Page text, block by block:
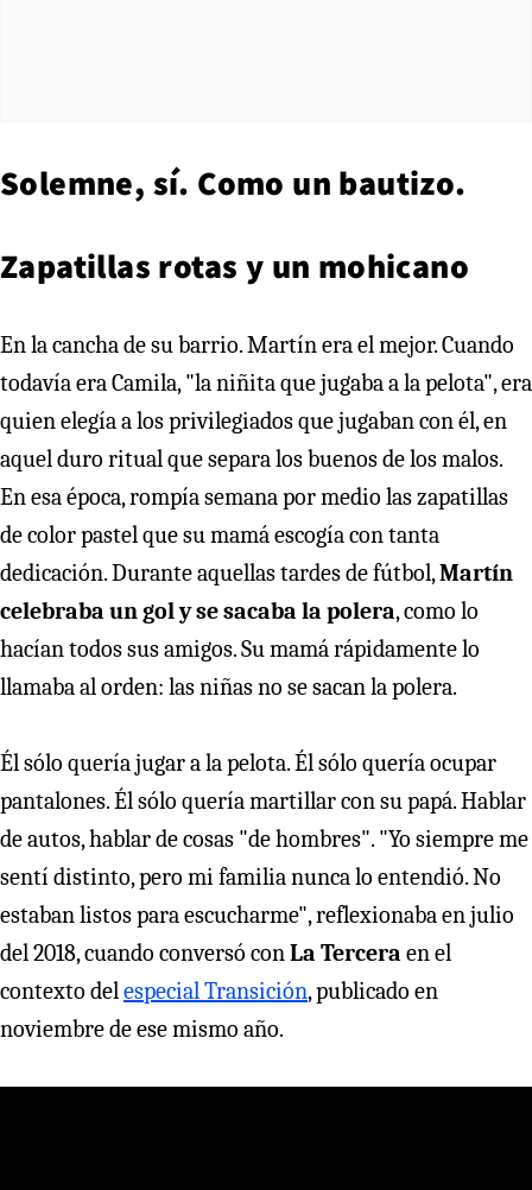
Solemne, sí. Como un bautizo.
Zapatillas rotas y un mohicano
En la cancha de su barrio. Martín era el mejor. Cuando
todavía era Camila, "la niñita que jugaba a la pelota", era
quien elegía a los privilegiados que jugaban con él, en
aquel duro ritual que separa los buenos de los malos.
En esa época, rompía semana por medio las zapatillas
de color pastel que su mamá escogía con tanta
dedicación. Durante aquellas tardes de fútbol,Martín
celebraba un gol y se sacaba la polera, como lo
hacían todos sus amigos. Su mamá rápidamente lo
llamaba al orden: las niñas no se sacan la polera.
Él sólo quería jugar a la pelota. Él sólo quería ocupar
pantalones. Él sólo quería martillar con su papá. Hablar
de autos, hablar de cosas "de hombres". "Yo siempre me
sentí distinto, pero mi familia nunca lo entendió. No
estaban listos para escucharme", reflexionaba en julio
del 2018, cuando conversó conLa Tercera en el
contexto delespecial Transición, publicado en
noviembre de ese mismo año.